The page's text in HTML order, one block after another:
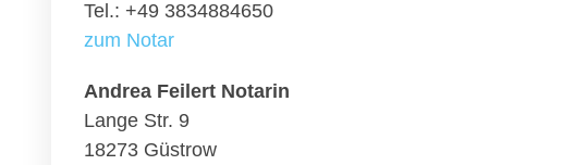
Tel.: +49 3834884650
zum Notar
Andrea Feilert Notarin
Lange Str. 9
18273 Güstrow